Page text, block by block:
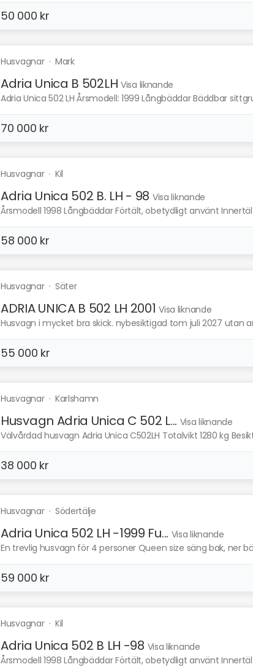
50 000 kr
Husvagnar· Mark
Adria Unica B 502LH Visa liknande
Adria Unica 502 LH Årsmodell: 1999 Långbäddar Bäddbar
70 000 kr
Husvagnar· Kil
Adria Unica 502 B. LH - 98 Visa liknande
Årsmodell 1998 Långbäddar Förtält, obetydligt använt
58 000 kr
Husvagnar· Säter
ADRIA UNICA B 502 LH 2001 Visa liknande
Husvagn i mycket bra skick. nybesiktigad tom juli 2027 utan
55 000 kr
Husvagnar· Karlshamn
Husvagn Adria Unica C 502 L... Visa liknande
Välvårdad husvagn Adria Unica C502LH Totalvikt 1280 kg
38 000 kr
Husvagnar· Södertälje
Adria Unica 502 LH -1999 Fu... Visa liknande
En trevlig husvagn för 4 personer Queen size säng bak, ner
59 000 kr
Husvagnar· Kil
Adria Unica 502 B LH -98 Visa liknande
Årsmodell 1998 Långbäddar Förtält, obetydligt använt